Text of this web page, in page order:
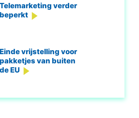
Telemarketing verder
beperkt
Einde vrijstelling voor
pakketjes van buiten
de EU